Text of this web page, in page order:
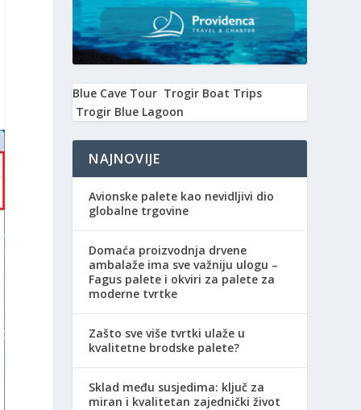
Blue Cave Tour Trogir Boat Trips
Trogir Blue Lagoon
NAJNOVIJE
Avionske palete kao nevidljivi dio
globalne trgovine
Domaća proizvodnja drvene
ambalaže ima sve važniju ulogu –
Fagus palete i okviri za palete za
moderne tvrtke
Zašto sve više tvrtki ulaže u
kvalitetne brodske palete?
Sklad među susjedima: ključ za
miran i kvalitetan zajednički život